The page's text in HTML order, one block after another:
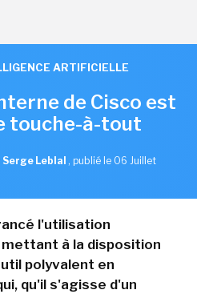
ARTIFICIELLE
de Cisco est
touche-à-tout
Leblal , publié le 06 Juillet
l'utilisation
à la disposition
polyvalent en
qu'il s'agisse d'un